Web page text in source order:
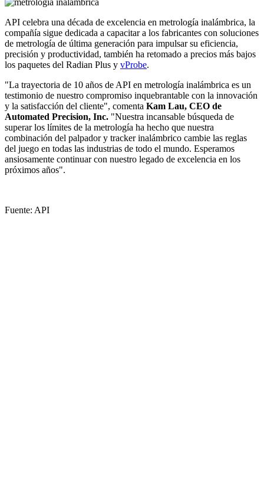
API celebra una década de excelencia en metrología inalámbrica, la
compañía sigue dedicada a capacitar a los fabricantes con soluciones
de metrología de última generación para impulsar su eficiencia,
precisión y productividad, también ha retomado a precios más bajos
los paquetes del Radian Plus y vProbe.
"La trayectoria de 10 años de API en metrología inalámbrica es un
testimonio de nuestro compromiso inquebrantable con la innovación
y la satisfacción del cliente", comenta Kam Lau, CEO de
Automated Precision, Inc. "Nuestra incansable búsqueda de
superar los límites de la metrología ha hecho que nuestra
combinación del palpador y tracker inalámbrico cambie las reglas
del juego en todas las industrias de todo el mundo. Esperamos
ansiosamente continuar con nuestro legado de excelencia en los
próximos años".
Fuente: API